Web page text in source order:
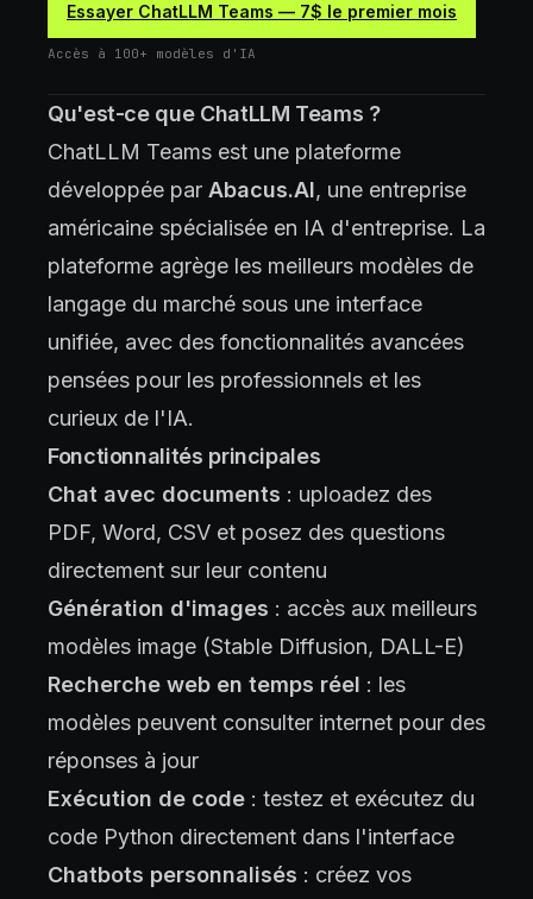
Essayer ChatLLM Teams — 7$ le premier mois
Accès à 100+ modèles d'IA
Qu'est-ce que ChatLLM Teams ?
ChatLLM Teams est une plateforme
développée par Abacus.AI, une entreprise
américaine spécialisée en IA d'entreprise. La
plateforme agrège les meilleurs modèles de
langage du marché sous une interface
unifiée, avec des fonctionnalités avancées
pensées pour les professionnels et les
curieux de l'IA.
Fonctionnalités principales
Chat avec documents : uploadez des
PDF, Word, CSV et posez des questions
directement sur leur contenu
Génération d'images : accès aux meilleurs
modèles image (Stable Diffusion, DALL-E)
Recherche web en temps réel : les
modèles peuvent consulter internet pour des
réponses à jour
Exécution de code : testez et exécutez du
code Python directement dans l'interface
Chatbots personnalisés : créez vos